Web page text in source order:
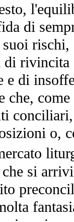
di
rischi,
rivincita
e di
che,
o,
si